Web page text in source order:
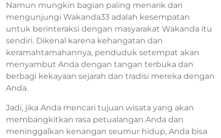
Namun mungkin bagian paling menarik dari
mengunjungi Wakanda33 adalah kesempatan
untuk berinteraksi dengan masyarakat Wakanda itu
sendiri. Dikenal karena kehangatan dan
keramahtamahannya, penduduk setempat akan
menyambut Anda dengan tangan terbuka dan
berbagi kekayaan sejarah dan tradisi mereka dengan
Anda.
Jadi, jika Anda mencari tujuan wisata yang akan
membangkitkan rasa petualangan Anda dan
meninggalkan kenangan seumur hidup, Anda bisa